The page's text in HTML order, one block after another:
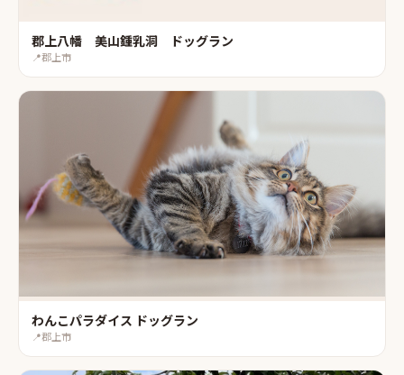
郡上八幡 美山鍾乳洞 ドッグラン
📍郡上市
わんこパラダイス ドッグラン
📍郡上市